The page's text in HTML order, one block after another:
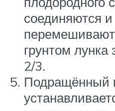
соединяются
грунтом лунка
2/3.
Подращённый